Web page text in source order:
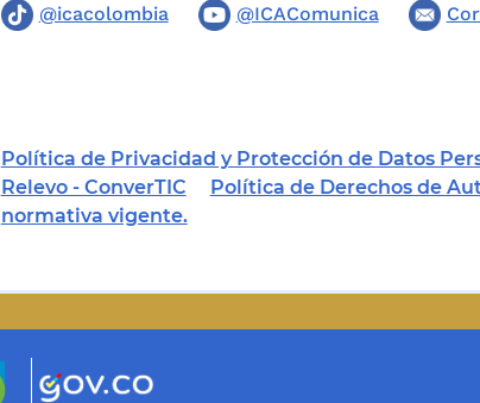
@icacolombia @ICAComunica
Política de Privacidad y Protección de Datos
Relevo - ConverTIC
Política de Derechos de
normativa vigente.